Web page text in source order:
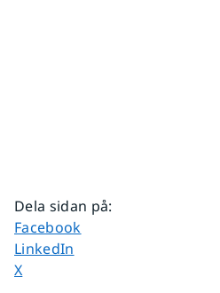
Dela sidan på:
Dela sidan på
Facebook
Dela sidan på
LinkedIn
Dela sidan på
X